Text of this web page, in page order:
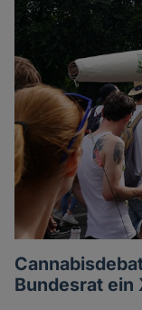
Bundesrat ein